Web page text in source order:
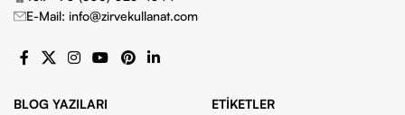
E-Mail: info@zirvekullanat.com
BLOG YAZILARI
ETIKETLER